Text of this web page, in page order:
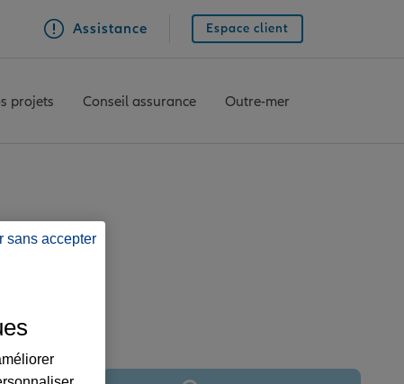
Assistance Espace client
projets Conseil assurance Outre-mer
sans accepter